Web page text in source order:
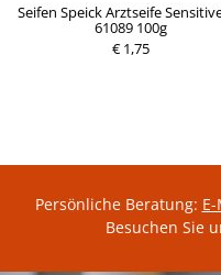
Seifen Speick Arztseife
61089 100g
€ 1,75
Persönliche Beratung:
Besuchen Sie